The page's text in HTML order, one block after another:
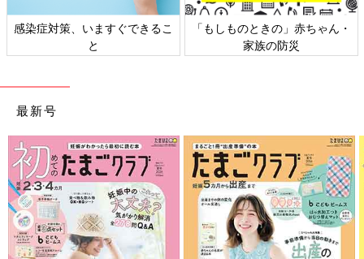
感染症対策、いますぐできるこ
と
「もしものときの」赤ちゃん・
家族の防災
最新号